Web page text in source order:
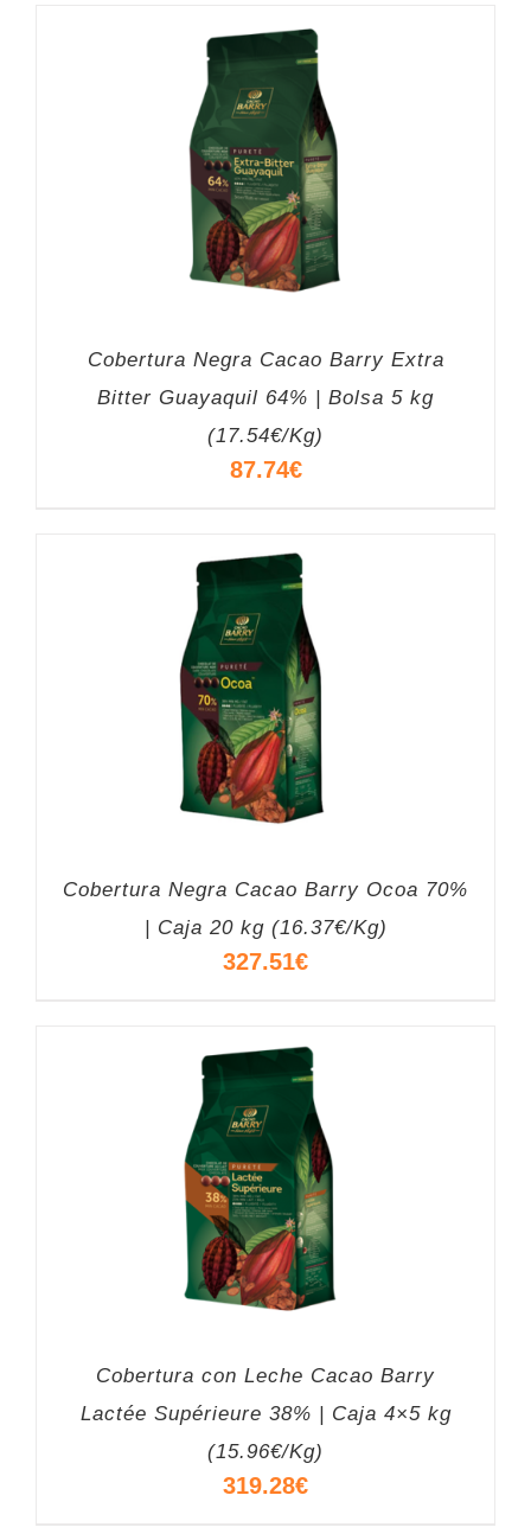
Cobertura Negra Cacao Barry Extra
Bitter Guayaquil 64% | Bolsa 5 kg
(17.54€/Kg)
87.74€
Cobertura Negra Cacao Barry Ocoa 70%
| Caja 20 kg (16.37€/Kg)
327.51€
Cobertura con Leche Cacao Barry
Lactée Supérieure 38% | Caja 4×5 kg
(15.96€/Kg)
319.28€